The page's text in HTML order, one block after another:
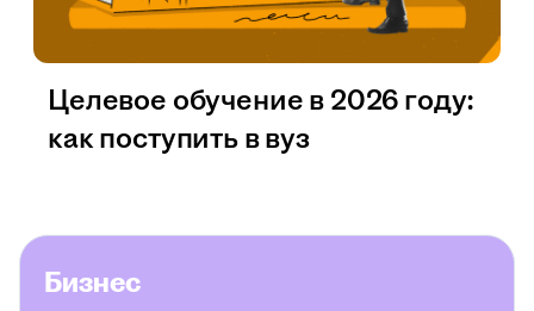
Целевое обучение в 2026 году:
как поступить в вуз
Бизнес